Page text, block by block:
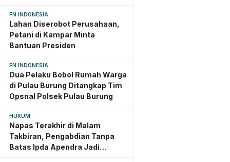
FN INDONESIA
Lahan Diserobot Perusahaan,
Petani di Kampar Minta
Bantuan Presiden
FN INDONESIA
Dua Pelaku Bobol Rumah Warga
di Pulau Burung Ditangkap Tim
Opsnal Polsek Pulau Burung
HUKUM
Napas Terakhir di Malam
Takbiran, Pengabdian Tanpa
Batas Ipda Apendra Jadi